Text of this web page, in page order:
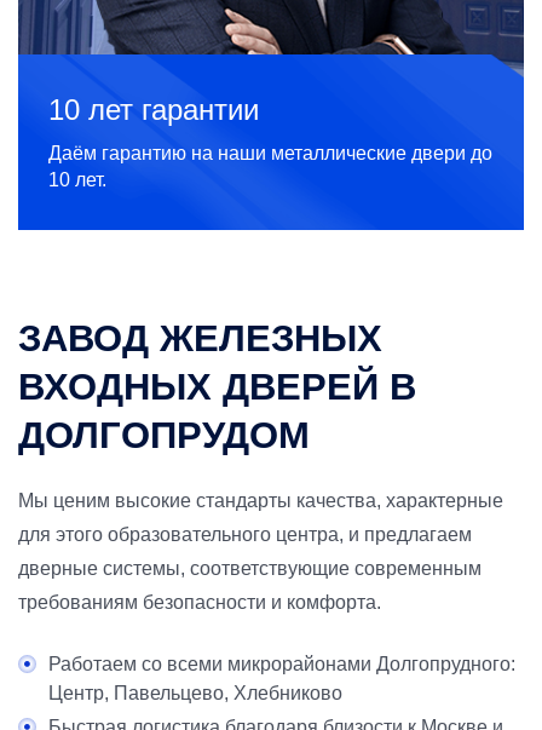
10 лет гарантии
Даём гарантию на наши металлические двери до
10 лет.
ЗАВОД ЖЕЛЕЗНЫХ
ВХОДНЫХ ДВЕРЕЙ В
ДОЛГОПРУДОМ
Мы ценим высокие стандарты качества, характерные
для этого образовательного центра, и предлагаем
дверные системы, соответствующие современным
требованиям безопасности и комфорта.
Работаем со всеми микрорайонами Долгопрудного:
Центр, Павельцево, Хлебниково